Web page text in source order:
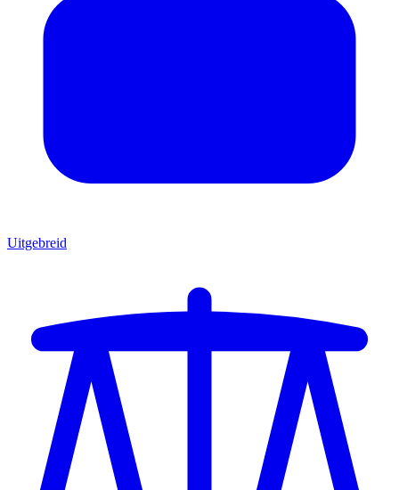
Uitgebreid